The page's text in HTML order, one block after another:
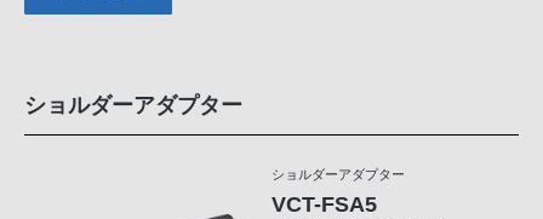
ショルダーアダプター
ショルダーアダプター
VCT-FSA5